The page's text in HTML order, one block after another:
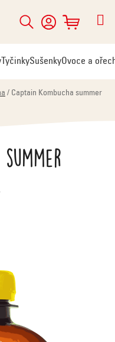
Hledat
NÁKUPNÍ
KOŠÍK
TyčinkySušenkyOvoce a
/ Captain Kombucha summer